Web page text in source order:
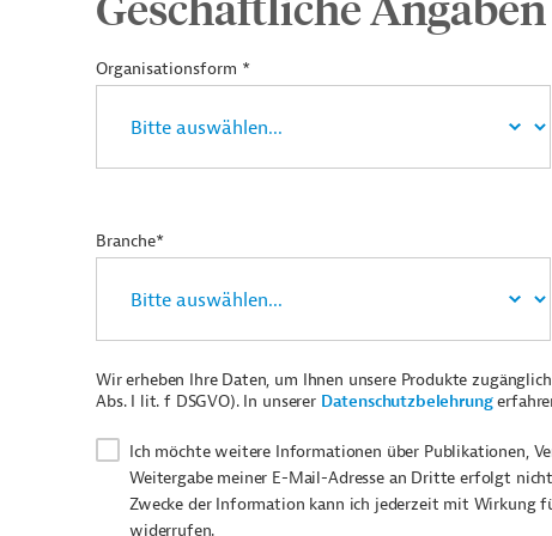
Organisationsform *
Branche*
Wir erheben Ihre Daten, um Ihnen unsere Produkte
Abs. I lit. f DSGVO). In unserer Datenschutzbelehrung
Ich möchte weitere Informationen über Publikationen,
Weitergabe meiner E-Mail-Adresse an Dritte erfolgt
Zwecke der Information kann ich jederzeit mit Wirkung
widerrufen.